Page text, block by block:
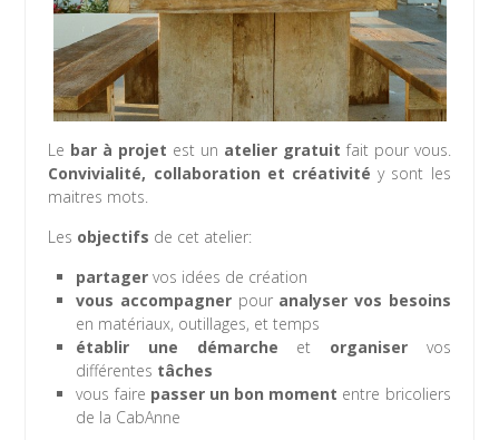
Le bar à projet est un atelier gratuit fait pour vous.
Convivialité, collaboration et créativité y sont les
maitres mots.
Les objectifs de cet atelier:
partager vos idées de création
vous accompagner pour analyser vos besoins
en matériaux, outillages, et temps
établir une démarche et organiservos
différentes tâches
vous faire passer un bon moment entre bricoliers
de la CabAnne